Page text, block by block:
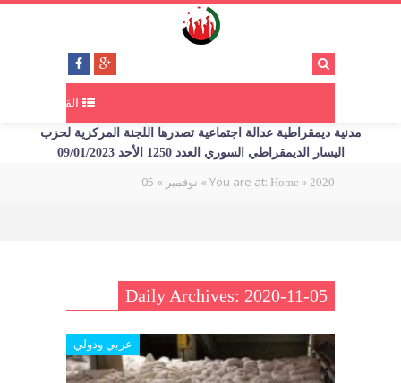
القائمة
مدنية ديمقراطية عدالة اجتماعية تصدرها اللجنة المركزية لحزب
اليسار الديمقراطي السوري العدد 1250 الأحد 09/01/2023
You are at: Home » 2020
» نوفمبر »
05
Daily Archives: 2020-11-05
عربي ودولي